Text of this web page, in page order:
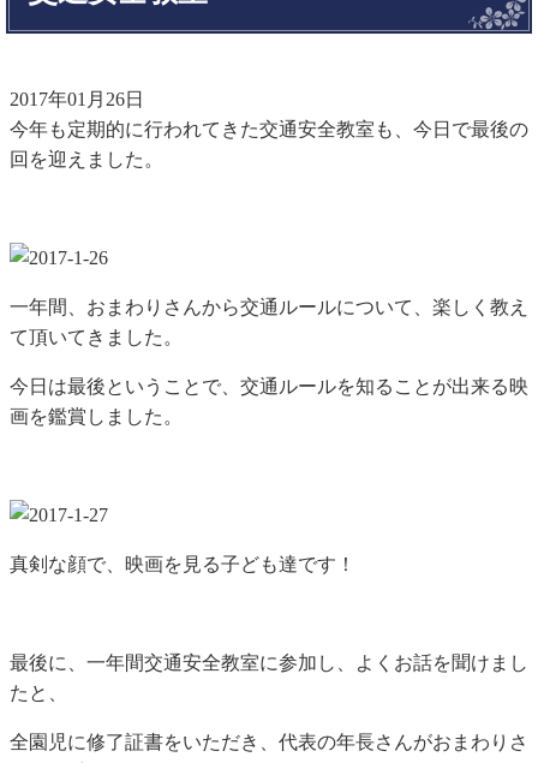
2017年01月26日
今年も定期的に行われてきた交通安全教室も、今日で最後の
回を迎えました。
一年間、おまわりさんから交通ルールについて、楽しく教え
て頂いてきました。
今日は最後ということで、交通ルールを知ることが出来る映
画を鑑賞しました。
真剣な顔で、映画を見る子ども達です！
最後に、一年間交通安全教室に参加し、よくお話を聞けまし
たと、
全園児に修了証書をいただき、代表の年長さんがおまわりさ